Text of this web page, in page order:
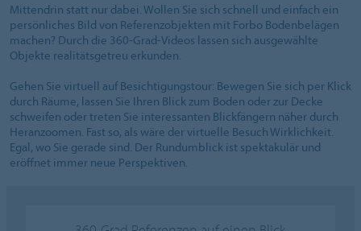
Mittendrin statt nur dabei. Wollen Sie sich schnell und einfach ein
persönliches Bild von Referenzobjekten mit Forbo Bodenbelägen
machen? Durch die 360-Grad-Videos lassen sich ausgewählte
Objekte realitätsgetreu erkunden.
Gehen Sie virtuell auf Besichtigungstour: Bewegen Sie sich per Klick
durch Räume, lassen Sie Ihren Blick zum Boden oder zur Decke
schweifen oder treten Sie interessanten Blickfängern näher durch
Heranzoomen. Fast so, als wäre der virtuelle Besuch Wirklichkeit.
Egal, wo Sie gerade sind. Der Rundumblick ist spektakulär und
eröffnet immer neue Perspektiven.